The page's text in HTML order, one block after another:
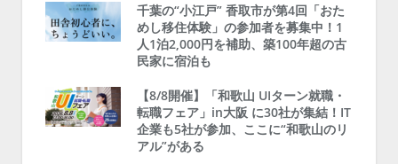
千葉の“小江戸” 香取市が第4回「おた
めし移住体験」の参加者を募集中！1
人1泊2,000円を補助、築100年超の古
民家に宿泊も
【8/8開催】「和歌山 UIターン就職・
転職フェア」in大阪 に30社が集結！IT
企業も5社が参加、ここに“和歌山のリ
アル”がある